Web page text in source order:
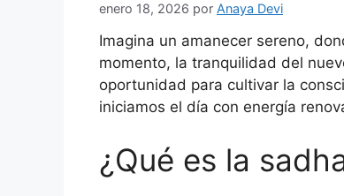
enero 18, 2026 por Anaya Devi
Imagina un amanecer sereno,
momento, la tranquilidad del
oportunidad para cultivar la
iniciamos el día con energía
¿Qué es la